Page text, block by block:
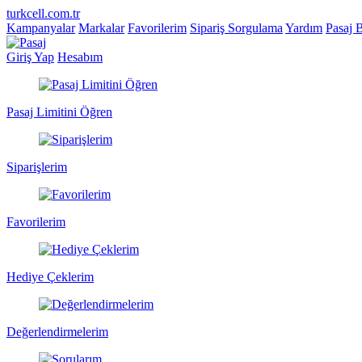
turkcell.com.tr
Kampanyalar Markalar Favorilerim Sipariş Sorgulama Yardım Pasaj
Giriş Yap Hesabım
Pasaj Limitini Öğren
Siparişlerim
Favorilerim
Hediye Çeklerim
Değerlendirmelerim